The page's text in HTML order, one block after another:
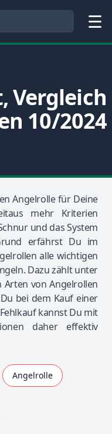
Menü
Vergleich
10/2024
Angelrolle für Deine
mehr Kriterien
und das System
erfährst Du im
alle wichtigen
Dazu zählt unter
Arten von Angelrollen
bei dem Kauf einer
kannst Du mit
daher effektiv
Angelrolle